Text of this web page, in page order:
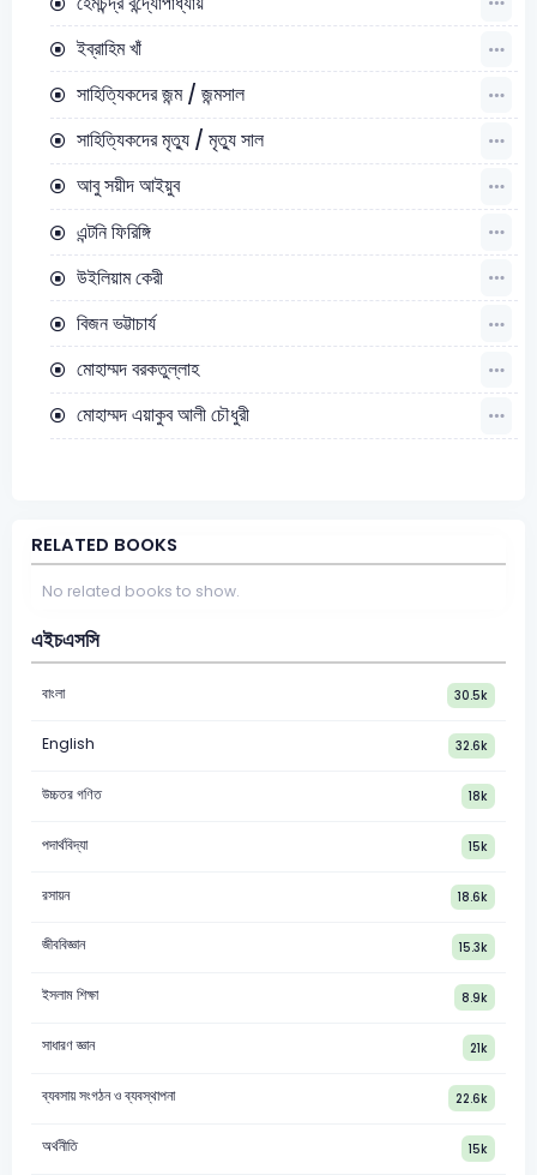
ইব্রাহিম খাঁ
সাহিত্যিকদের জন্ম / জন্মসাল
সাহিত্যিকদের মৃত্যু / মৃত্যু সাল
আবু সয়ীদ আইয়ুব
এন্টনি ফিরিঙ্গি
উইলিয়াম কেরী
বিজন ভট্টাচার্য
মোহাম্মদ বরকতুল্লাহ
মোহাম্মদ এয়াকুব আলী চৌধুরী
RELATED BOOKS
No related books to show.
এইচএসসি
বাংলা 30.5k
English 32.6k
উচ্চতর গণিত 18k
পদার্থবিদ্যা 15k
রসায়ন 18.6k
জীববিজ্ঞান 15.3k
ইসলাম শিক্ষা 8.9k
সাধারণ জ্ঞান 21k
ব্যবসায় সংগঠন ও ব্যবস্থাপনা 22.6k
অর্থনীতি 15k